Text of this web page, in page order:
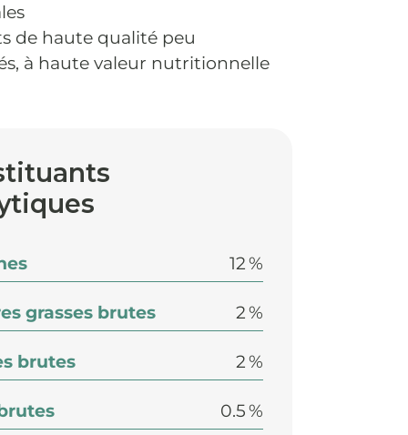
de haute qualité peu
à haute valeur nutritionnelle
12 %
grasses brutes 2 %
brutes 2 %
0.5 %